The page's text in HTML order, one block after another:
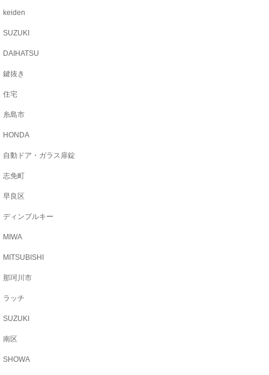
keiden
SUZUKI
DAIHATSU
鍵抜き
住宅
糸島市
HONDA
自動ドア・ガラス扉錠
志免町
早良区
ディンプルキー
MIWA
MITSUBISHI
那珂川市
ラッチ
SUZUKI
南区
SHOWA